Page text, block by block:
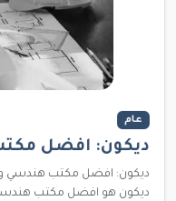
عام
ديكون: افضل
ديكون: افضل مكتب هندسي
ديكون هو افضل مكتب